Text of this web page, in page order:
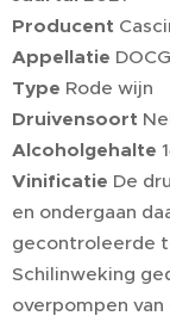
Producent
Appellatie DOCG
Type Rode wijn
Druivensoort
Alcoholgehalte
Vinificatie De
en ondergaan
gecontroleerde
Schilinweking
overpompen